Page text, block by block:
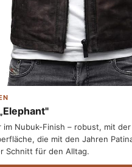
im Nubuk-Finish – robust, mit
die mit den Jahren
Schnitt für den Alltag.